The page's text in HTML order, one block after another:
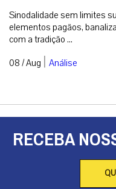
Sinodalidade sem limites
elementos pagãos,
com a tradição ...
08 / Aug | Análise
RECEBA